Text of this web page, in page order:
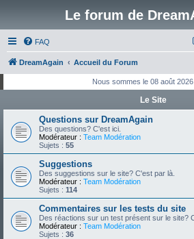
Le forum de
FAQ
DreamAgain Accueil du Forum
Nous sommes le 08 août 2026
Le Site
Questions sur DreamAgain
Des questions? C'est ici.
Modérateur : Team Modération
Sujets : 55
Suggestions
Des suggestions sur le site? C'est par là.
Modérateur : Team Modération
Sujets : 114
Commentaires sur les tests du site
Des réactions sur un test présent sur le site?
Modérateur : Team Modération
Sujets : 36